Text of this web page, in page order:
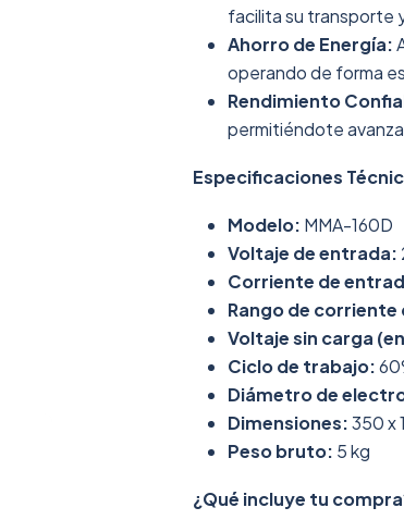
facilita su transporte
Ahorro de Energía:
operando de forma
Rendimiento
permitiéndote
Especificaciones
Modelo: MMA-160D
Voltaje de entrada:
Corriente de
Rango de corriente
Voltaje sin carga
Ciclo de trabajo:
Diámetro de
Dimensiones:350 x
Peso bruto: 5 kg
¿Qué incluye tu